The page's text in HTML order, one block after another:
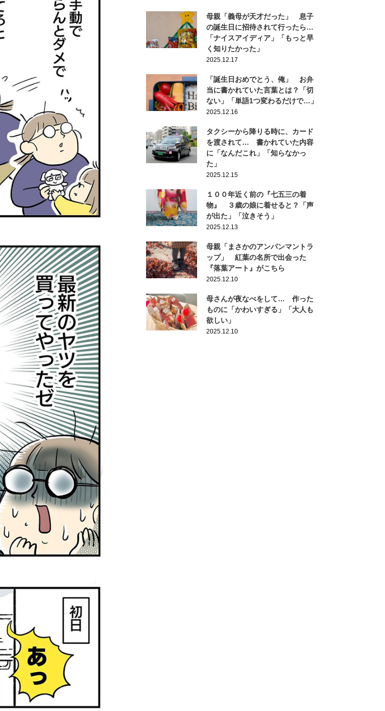
母親「義母が天才だった」 息子
の誕生日に招待されて行ったら…
「ナイスアイディア」「もっと早
く知りたかった」
2025.12.17
「誕生日おめでとう、俺」 お弁
当に書かれていた言葉とは？「切
ない」「単語1つ変わるだけで…」
2025.12.16
タクシーから降りる時に、カード
を渡されて… 書かれていた内容
に「なんだこれ」「知らなかっ
た」
2025.12.15
１００年近く前の『七五三の着
物』 ３歳の娘に着せると？「声
が出た」「泣きそう」
2025.12.13
母親「まさかのアンパンマントラ
ップ」 紅葉の名所で出会った
『落葉アート』がこちら
2025.12.10
母さんが夜なべをして… 作った
ものに「かわいすぎる」「大人も
欲しい」
2025.12.10